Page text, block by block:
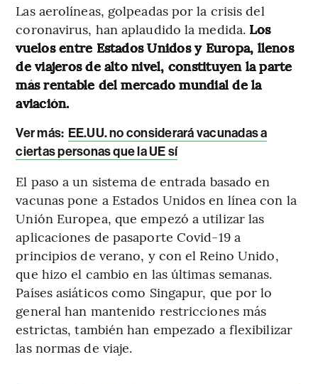
Las aerolíneas, golpeadas por la crisis del
coronavirus, han aplaudido la medida. Los
vuelos entre Estados Unidos y Europa, llenos
de viajeros de alto nivel, constituyen la parte
más rentable del mercado mundial de la
aviación.
Ver más: EE.UU. no considerará vacunadas a
ciertas personas que la UE sí
El paso a un sistema de entrada basado en
vacunas pone a Estados Unidos en línea con la
Unión Europea, que empezó a utilizar las
aplicaciones de pasaporte Covid-19 a
principios de verano, y con el Reino Unido,
que hizo el cambio en las últimas semanas.
Países asiáticos como Singapur, que por lo
general han mantenido restricciones más
estrictas, también han empezado a flexibilizar
las normas de viaje.